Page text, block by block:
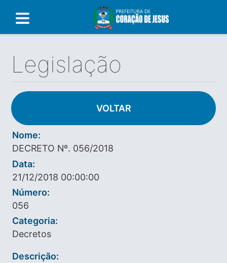
Legislação
VOLTAR
Nome:
DECRETO Nº. 056/2018
Data:
21/12/2018 00:00:00
Número:
056
Categoria:
Decretos
Descrição: